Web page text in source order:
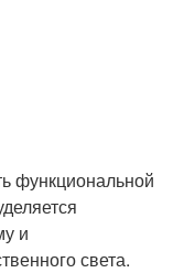
функциональной
и
света.